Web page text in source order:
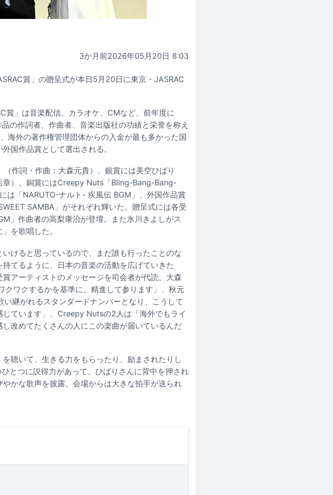
3か月前2026年05月20日 8:03
賞」の贈呈式が本日5月20日に東京・JASRAC
賞」は音楽配信、カラオケ、CMなど、前年度に
の作詞者、作曲者、音楽出版社の功績と栄誉を称え
海外の著作権管理団体からの入金が最も多かった国
国作品賞として選出される。
作詞・作曲：大森元貴）、銀賞には美空ひばり
章）、銅賞にはCreepy Nuts「Bling-Bang-Bang-
は「NARUTO-ナルト- 疾風伝 BGM」、外国作品賞
SAMBA」がそれぞれ輝いた。贈呈式には各受
」作曲者の高梨康治が登壇。また氷川きよしがス
を歌唱した。
けると思っているので、まだ誰も行ったことのな
てるように、日本の音楽の活動を広げていきた
アーティストのメッセージを司会者が代読。大森
ワクするかを基準に、精進して参ります」、秋元
継がれるスタンダードナンバーとなり、こうして
ています」、Creepy Nutsの2人は「海外でもライ
改めてたくさんの人にこの楽曲が届いているんだ
聴いて、生きる力をもらったり、励まされたりし
とつに説得力があって、ひばりさんに背中を押され
かな歌声を披露。会場からは大きな拍手が送られ